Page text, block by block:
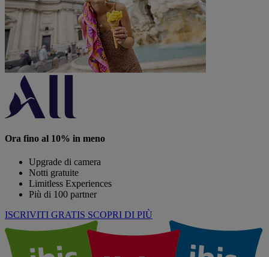
Ora fino al 10% in meno
Upgrade di camera
Notti gratuite
Limitless Experiences
Più di 100 partner
ISCRIVITI GRATIS SCOPRI DI PIÙ